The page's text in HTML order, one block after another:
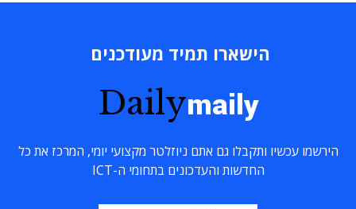
הישארו תמיד מעודכנים
Dailymaily
הירשמו עכשיו ותקבלו גם אתם ניוזלטר מקצועי יומי, המרכז את כל
החדשות והעדכונים בתחומי ה-ICT